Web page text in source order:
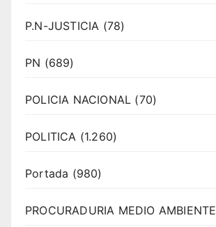
P.N-JUSTICIA (78)
PN (689)
POLICIA NACIONAL (70)
POLITICA (1.260)
Portada (980)
PROCURADURIA MEDIO AMBIENTE